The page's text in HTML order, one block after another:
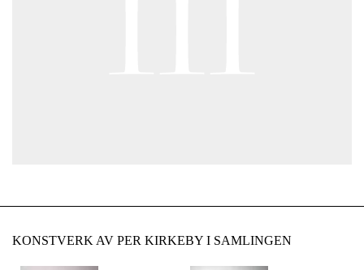
KONSTVERK AV PER KIRKEBY I SAMLINGEN